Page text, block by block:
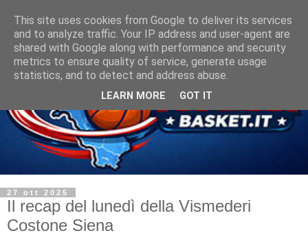
27 ott 2025
Il recap del lunedì della Vismederi
Costone Siena
This site uses cookies from Google to deliver its services
and to analyze traffic. Your IP address and user-agent are
shared with Google along with performance and security
metrics to ensure quality of service, generate usage
statistics, and to detect and address abuse.
LEARN MORE GOT IT